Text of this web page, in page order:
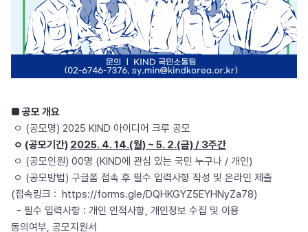
■ 공모 개요
ㅇ (공모명) 2025 KIND 아이디어 크루 공모
ㅇ (공모기간) 2025. 4. 14.(월) ~ 5. 2.(금) / 3주간
ㅇ (공모인원) 00명 (KIND에 관심 있는 국민 누구나 / 개인)
ㅇ (공모방법) 구글폼 접속 후 필수 입력사항 작성 및 온라인 제출
(접속링크 : https://forms.gle/DQHKGYZ5EYHNyZa78)
- 필수 입력사항 : 개인 인적사항, 개인정보 수집 및 이용
동의여부, 공모지원서